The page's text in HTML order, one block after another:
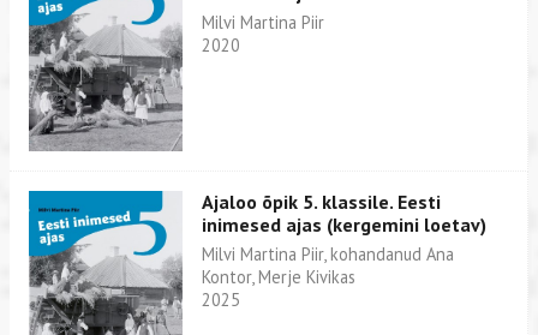
Milvi Martina Piir
2020
Ajaloo õpik 5. klassile. Eesti
inimesed ajas (kergemini loetav)
Milvi Martina Piir, kohandanud Ana
Kontor, Merje Kivikas
2025